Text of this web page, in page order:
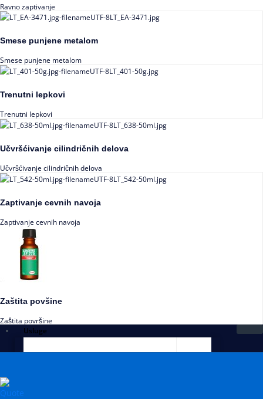
Ravno zaptivanje
Smese punjene metalom
Smese punjene metalom
Trenutni lepkovi
Trenutni lepkovi
Učvršćivanje cilindričnih delova
Učvršćivanje cilindričnih delova
Zaptivanje cevnih navoja
Zaptivanje cevnih navoja
Zaštita povšine
Zaštita površine
Usluge